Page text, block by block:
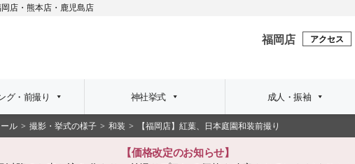
店 ・ 熊本店 ・ 鹿児島店
福岡店 アクセス
グ・前撮り 神社挙式 成人・振袖
ル 撮影・挙式の様子 和装 【福岡店】紅葉、日本庭園和装前撮り
【価格改定のお知らせ】